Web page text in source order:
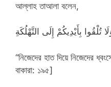
আল্লাহ তাআলা বলেন,
تُلْقُوا بِأَيْدِيكُمْ إِلَى التَّهْلُكَةِ
“নিজেদের হাত দিয়ে নিজেদের
বাকারা: ১৯৫]